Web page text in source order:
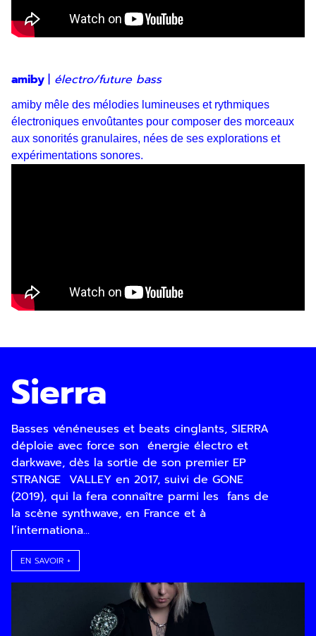
amiby | électro/future bass
amiby mêle des mélodies lumineuses et rythmiques
électroniques envoûtantes pour composer des morceaux
aux sonorités granulaires, nées de ses explorations et
expérimentations sonores.
Sierra
Basses vénéneuses et beats cinglants, SIERRA
déploie avec force son énergie électro et
darkwave, dès la sortie de son premier EP
STRANGE VALLEY en 2017, suivi de GONE
(2019), qui la fera connaître parmi les fans de
la scène synthwave, en France et à
l’internationa...
EN SAVOIR +
Inscription
Newsletter